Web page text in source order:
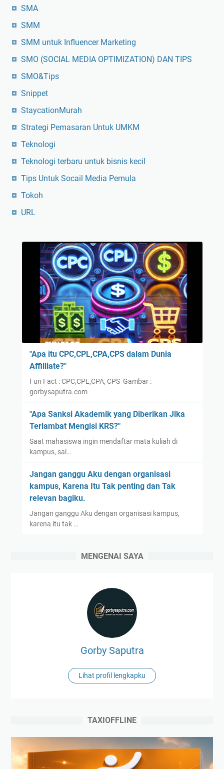
SMA
SMM
SMM untuk Influencer Marketing
SMO (SOCIAL MEDIA OPTIMIZATION) DAN TIPS
SMO&Tips
Snippet
StaycationMurah
Strategi Pemasaran Untuk UMKM
Teknologi
Teknologi terbaru untuk bisnis kecil
Tips Untuk Socail Media Pemula
Tokoh
URL
"Apa itu CPC,CPL,CPA,CPS dalam Dunia
Affilliate?"
Fun Fact : CPC,CPL,CPA, CPS Gambar :
gorbysaputra.com
"Apa Sanksi Akademik yang Diberikan Jika
Terlambat Mengisi KRS?"
Saat mahasiswa ingin mendaftar mata kuliah di
kampus, sal…
Jangan ganggu Aku dengan organisasi
kampus, Karena Itu Tak penting dan Tak
relevan bagiku.
Jangan ganggu Aku dengan organisasi kampus,
karena itu tak …
MENGENAI SAYA
Gorby Saputra
Lihat profil lengkapku
TAXIOFFLINE